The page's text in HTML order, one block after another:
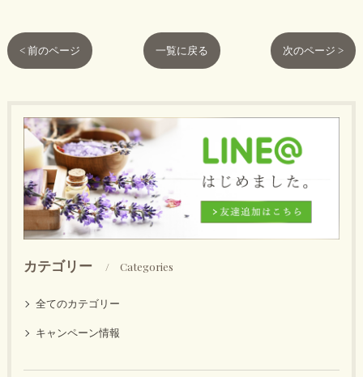
< 前のページ 一覧に戻る 次のページ >
カテゴリー Categories
全てのカテゴリー
キャンペーン情報